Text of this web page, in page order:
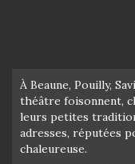
À Beaune, Pouilly,
théâtre foisonnent,
leurs petites
adresses, réputées
chaleureuse.